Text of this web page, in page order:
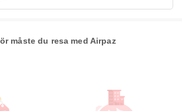
måste du resa med Airpaz